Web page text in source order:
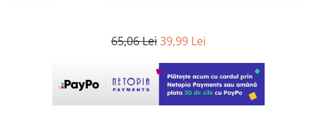
65,06 Lei39,99 Lei